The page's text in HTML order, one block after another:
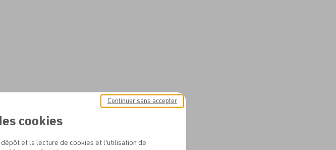
cookies
et la lecture de cookies et l'utilisation de
Continuer sans accepter